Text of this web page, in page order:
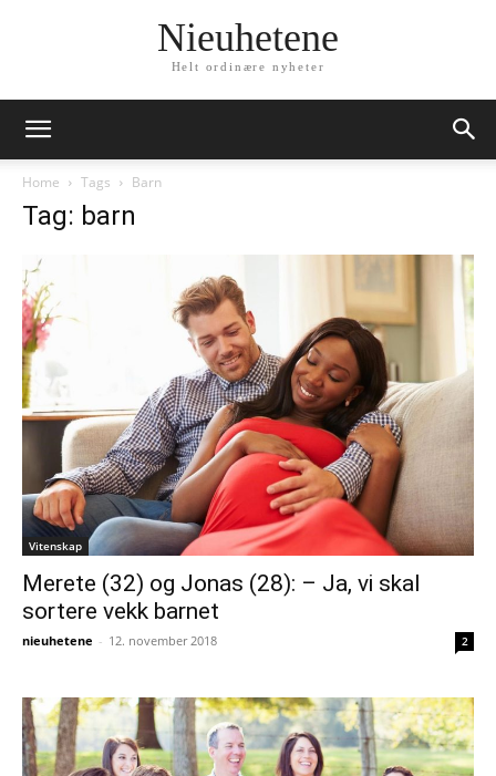
Nieuhetene
Helt ordinære nyheter
Home Tags Barn
Tag: barn
Vitenskap
Merete (32) og Jonas (28): – Ja, vi skal
sortere vekk barnet
nieuhetene - 12. november 2018 2